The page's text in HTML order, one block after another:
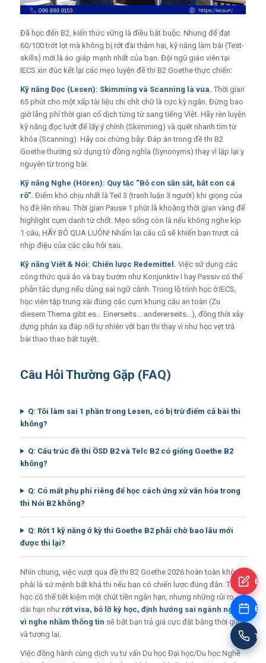
Đã học đến B2, kiến thức vững là điều bắt buộc. Nhưng để đạt
60/100 trót lọt mà không bị rớt đài thảm hại, kỹ năng làm bài (Test-
skills) mới là áo giáp mạnh nhất của bạn. Đội ngũ giáo viên tại
IECS xin đúc kết lại các mẹo luyện đề thi B2 Goethe thực chiến:
Kỹ năng Đọc (Lesen): Skimming và Scanning là vua. Thời gian
65 phút cho một xấp tài liệu chi chít chữ là cực kỳ ngắn. Đừng bao
giờ lãng phí thời gian cố dịch từng từ sang tiếng Việt. Hãy rèn luyện
kỹ năng đọc lướt để lấy ý chính (Skimming) và quét nhanh tìm từ
khóa (Scanning). Hãy coi chừng bẫy: Đáp án trong đề thi B2
Goethe thường sử dụng từ đồng nghĩa (Synonyms) thay vì lặp lại y
nguyên từ trong bài.
Kỹ năng Nghe (Hören): Quy tắc “Bỏ con săn sắt, bắt con cá
rô”. Điểm khó chịu nhất là Teil 3 (tranh luận 3 người) khi giọng của
họ đè lên nhau. Thời gian Pause 1 phút là khoảng thời gian vàng để
highlight cụm danh từ chốt. Mẹo sống còn là nếu không nghe kịp
1 câu, HÃY BỎ QUA LUÔN! Nhẩm lại câu cũ sẽ khiến bạn trượt cả
nhịp điệu của các câu hỏi sau.
Kỹ năng Viết & Nói: Chiến lược Redemittel. Việc sử dụng các
công thức quá ảo và bay bướm như Konjunktiv I hay Passiv có thể
phản tác dụng nếu dùng sai ngữ cảnh. Trong lộ trình học ở IECS,
học viên tập trung xài đúng các cụm khung câu an toàn (Zu
diesem Thema gibt es… Einerseits… andererseits…), đồng thời xây
dựng phản xạ đáp nối tự nhiên với bạn thi thay vì như học vẹt trả
bài thao thao bất tuyệt.
Câu Hỏi Thường Gặp (FAQ)
Q: Tôi làm sai 1 phần trong Lesen, có bị trừ điểm cả bài thi
không?
Q: Cấu trúc đề thi ÖSD B2 và Telc B2 có giống Goethe B2
không?
Q: Có mất phụ phí riêng để học cách ứng xử văn hóa trong
thi Nói B2 không?
Q: Rớt 1 kỹ năng ở kỳ thi Goethe B2 phải chờ bao lâu mới
được thi lại?
Nhìn chung, việc vượt qua đề thi B2 Goethe 2026 hoàn toàn không
phải là sứ mệnh bất khả thi nếu bạn có chiến lược đúng đắn. Tự
học có thể tiết kiệm một chút tiền ngắn hạn, nhưng những rủi ro
dài hạn như rớt visa, bỏ lỡ kỳ học, định hướng sai ngành nghề
vì nghe nhầm thông tin sẽ bắt bạn trả giá cực đắt bằng thời gian
và tương lai.
Việc đồng hành cùng dịch vụ tư vấn Du học Đại học/Du học Nghề
Tư